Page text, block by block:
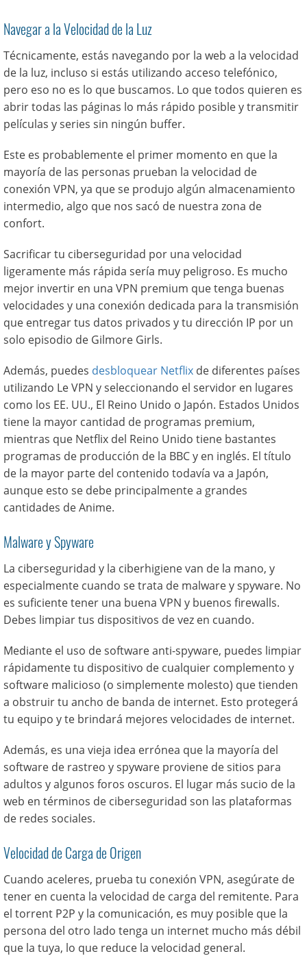
Navegar a la Velocidad de la Luz
Técnicamente, estás navegando por la web a la velocidad
de la luz, incluso si estás utilizando acceso telefónico,
pero eso no es lo que buscamos. Lo que todos quieren es
abrir todas las páginas lo más rápido posible y transmitir
películas y series sin ningún buffer.
Este es probablemente el primer momento en que la
mayoría de las personas prueban la velocidad de
conexión VPN, ya que se produjo algún almacenamiento
intermedio, algo que nos sacó de nuestra zona de
confort.
Sacrificar tu ciberseguridad por una velocidad
ligeramente más rápida sería muy peligroso. Es mucho
mejor invertir en una VPN premium que tenga buenas
velocidades y una conexión dedicada para la transmisión
que entregar tus datos privados y tu dirección IP por un
solo episodio de Gilmore Girls.
Además, puedes desbloquear Netflix de diferentes países
utilizando Le VPN y seleccionando el servidor en lugares
como los EE. UU., El Reino Unido o Japón. Estados Unidos
tiene la mayor cantidad de programas premium,
mientras que Netflix del Reino Unido tiene bastantes
programas de producción de la BBC y en inglés. El título
de la mayor parte del contenido todavía va a Japón,
aunque esto se debe principalmente a grandes
cantidades de Anime.
Malware y Spyware
La ciberseguridad y la ciberhigiene van de la mano, y
especialmente cuando se trata de malware y spyware. No
es suficiente tener una buena VPN y buenos firewalls.
Debes limpiar tus dispositivos de vez en cuando.
Mediante el uso de software anti-spyware, puedes limpiar
rápidamente tu dispositivo de cualquier complemento y
software malicioso (o simplemente molesto) que tienden
a obstruir tu ancho de banda de internet. Esto protegerá
tu equipo y te brindará mejores velocidades de internet.
Además, es una vieja idea errónea que la mayoría del
software de rastreo y spyware proviene de sitios para
adultos y algunos foros oscuros. El lugar más sucio de la
web en términos de ciberseguridad son las plataformas
de redes sociales.
Velocidad de Carga de Origen
Cuando aceleres, prueba tu conexión VPN, asegúrate de
tener en cuenta la velocidad de carga del remitente. Para
el torrent P2P y la comunicación, es muy posible que la
persona del otro lado tenga un internet mucho más débil
que la tuya, lo que reduce la velocidad general.